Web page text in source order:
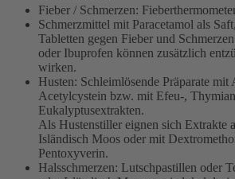
Fieber / Schmerzen:
Schmerzmittel mit Paracetamol als
Tabletten gegen Fieber und
oder Ibuprofen können zusätzlich
wirken.
Husten: Schleimlösende Präparate mit
Acetylcystein bzw. mit Efeu-,
Eukalyptusextrakten.
Als Hustenstiller eignen sich Extrakte
Isländisch Moos oder mit
Pentoxyverin.
Halsschmerzen: Lutschpastillen oder